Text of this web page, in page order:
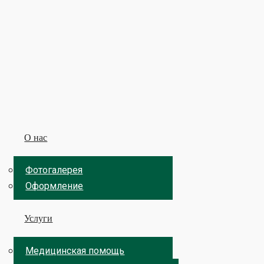
О нас
Фотогалерея
Оформление
Услуги
Медицинская помощь